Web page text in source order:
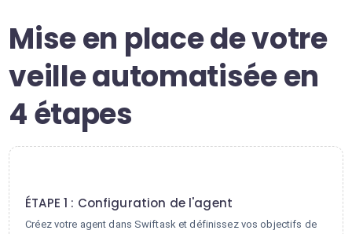
Mise en place de votre
veille automatisée en
4 étapes
ÉTAPE 1 : Configuration de l'agent
Créez votre agent dans Swiftask et définissez vos objectifs de